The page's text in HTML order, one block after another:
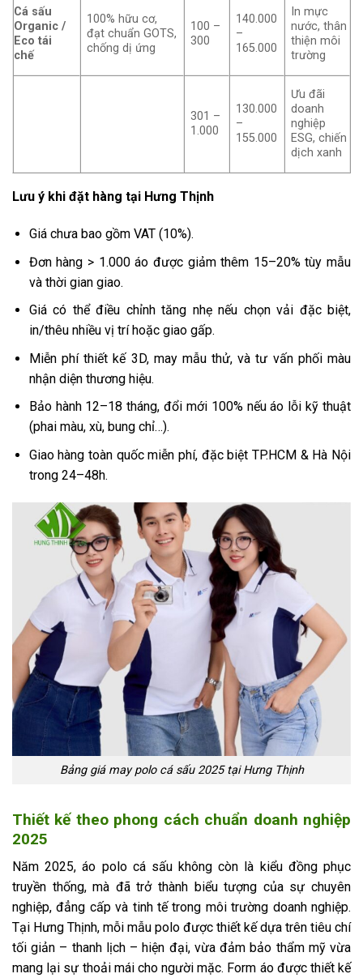
Cá sấu
Organic /
Eco tái
chế
100% hữu cơ,
đạt chuẩn GOTS,
chống dị ứng
100 –
300
140.000
–
165.000
In mực
nước, thân
thiện môi
trường
301 –
1.000
130.000
–
155.000
Ưu đãi
doanh
nghiệp
ESG, chiến
dịch xanh
Lưu ý khi đặt hàng tại Hưng Thịnh
Giá chưa bao gồm VAT (10%).
Đơn hàng > 1.000 áo được giảm thêm 15–20% tùy mẫu
và thời gian giao.
Giá có thể điều chỉnh tăng nhẹ nếu chọn vải đặc biệt,
in/thêu nhiều vị trí hoặc giao gấp.
Miễn phí thiết kế 3D, may mẫu thử, và tư vấn phối màu
nhận diện thương hiệu.
Bảo hành 12–18 tháng, đổi mới 100% nếu áo lỗi kỹ thuật
(phai màu, xù, bung chỉ…).
Giao hàng toàn quốc miễn phí, đặc biệt TP.HCM & Hà Nội
trong 24–48h.
Bảng giá may polo cá sấu 2025 tại Hưng Thịnh
Thiết kế theo phong cách chuẩn doanh nghiệp
2025
Năm 2025, áo polo cá sấu không còn là kiểu đồng phục
truyền thống, mà đã trở thành biểu tượng của sự chuyên
nghiệp, đẳng cấp và tinh tế trong môi trường doanh nghiệp.
Tại Hưng Thịnh, mỗi mẫu polo được thiết kế dựa trên tiêu chí
tối giản – thanh lịch – hiện đại, vừa đảm bảo thẩm mỹ vừa
mang lại sự thoải mái cho người mặc. Form áo được thiết kế